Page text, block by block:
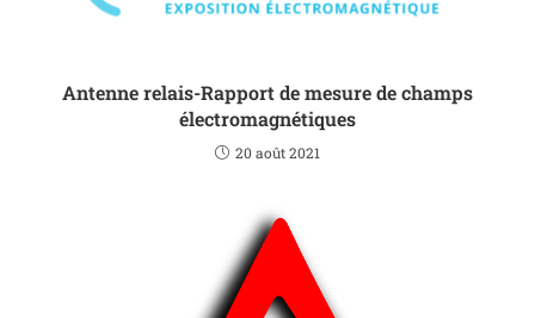
Antenne relais-Rapport de mesure de champs
électromagnétiques
20 août 2021